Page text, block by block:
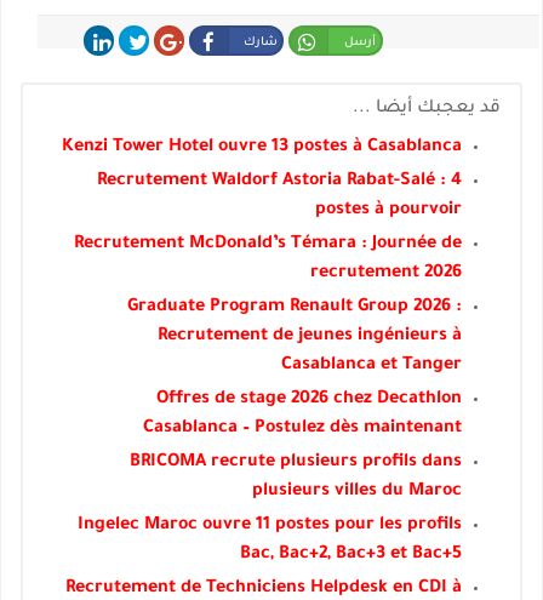
شارك أرسل
قد يعجبك أيضا ...
Kenzi Tower Hotel ouvre 13 postes à Casablanca
Recrutement Waldorf Astoria Rabat-Salé : 4
postes à pourvoir
Recrutement McDonald’s Témara : Journée de
recrutement 2026
Graduate Program Renault Group 2026 :
Recrutement de jeunes ingénieurs à
Casablanca et Tanger
Offres de stage 2026 chez Decathlon
Casablanca – Postulez dès maintenant
BRICOMA recrute plusieurs profils dans
plusieurs villes du Maroc
Ingelec Maroc ouvre 11 postes pour les profils
Bac, Bac+2, Bac+3 et Bac+5
Recrutement de Techniciens Helpdesk en CDI à